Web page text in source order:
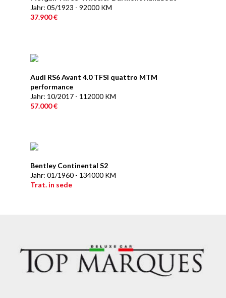
Jahr: 05/1923 - 92000 KM
37.900 €
Audi RS6 Avant 4.0 TFSI quattro MTM
performance
Jahr: 10/2017 - 112000 KM
57.000 €
Bentley Continental S2
Jahr: 01/1960 - 134000 KM
Trat. in sede